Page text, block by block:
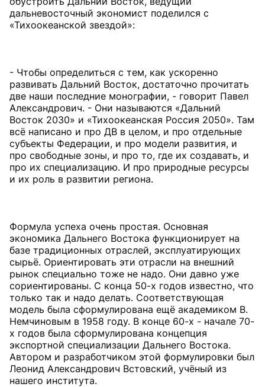
дальневосточный экономист поделился с
«Тихоокеанской звездой»:
- Чтобы определиться с тем, как ускоренно
развивать Дальний Восток, достаточно прочитать
две наши последние монографии, - говорит Павел
Александрович. - Они называются «Дальний
Восток 2030» и «Тихоокеанская Россия 2050». Там
всё написано и про ДВ в целом, и про отдельные
субъекты Федерации, и про модели развития, и
про свободные зоны, и про то, где их создавать, и
про их специализацию. И про природные ресурсы
и их роль в развитии региона.
Формула успеха очень простая. Основная
экономика Дальнего Востока функционирует на
базе традиционных отраслей, эксплуатирующих
сырьё. Ориентировать эти отрасли на внешний
рынок специально тоже не надо. Они давно уже
сориентированы. С конца 50-х годов известно, что
только так и надо делать. Соответствующая
модель была сформулирована ещё академиком В.
Немчиновым в 1958 году. В конце 60-х - начале 70-
х годов была сформулирована концепция
экспортной специализации Дальнего Востока.
Автором и разработчиком этой формулировки был
Леонид Александрович Встовский, учёный из
нашего института.